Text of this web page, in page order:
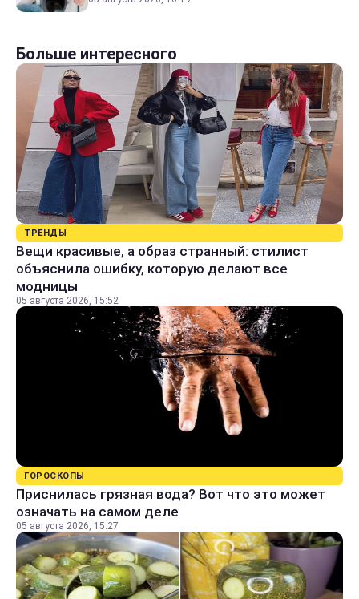
Больше интересного
ТРЕНДЫ
Вещи красивые, а образ странный: стилист
объяснила ошибку, которую делают все
модницы
05 августа 2026, 15:52
ГОРОСКОПЫ
Приснилась грязная вода? Вот что это может
означать на самом деле
05 августа 2026, 15:27